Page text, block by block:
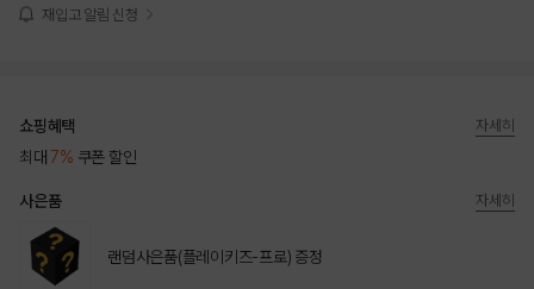
재입고 알림 신청
쇼핑혜택
최대 7% 쿠폰 할인
자세히
사은품
랜덤사은품(플레이키즈-프로) 증정
자세히